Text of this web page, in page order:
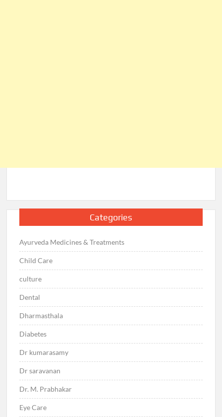
Categories
Ayurveda Medicines & Treatments
Child Care
culture
Dental
Dharmasthala
Diabetes
Dr kumarasamy
Dr saravanan
Dr. M. Prabhakar
Eye Care